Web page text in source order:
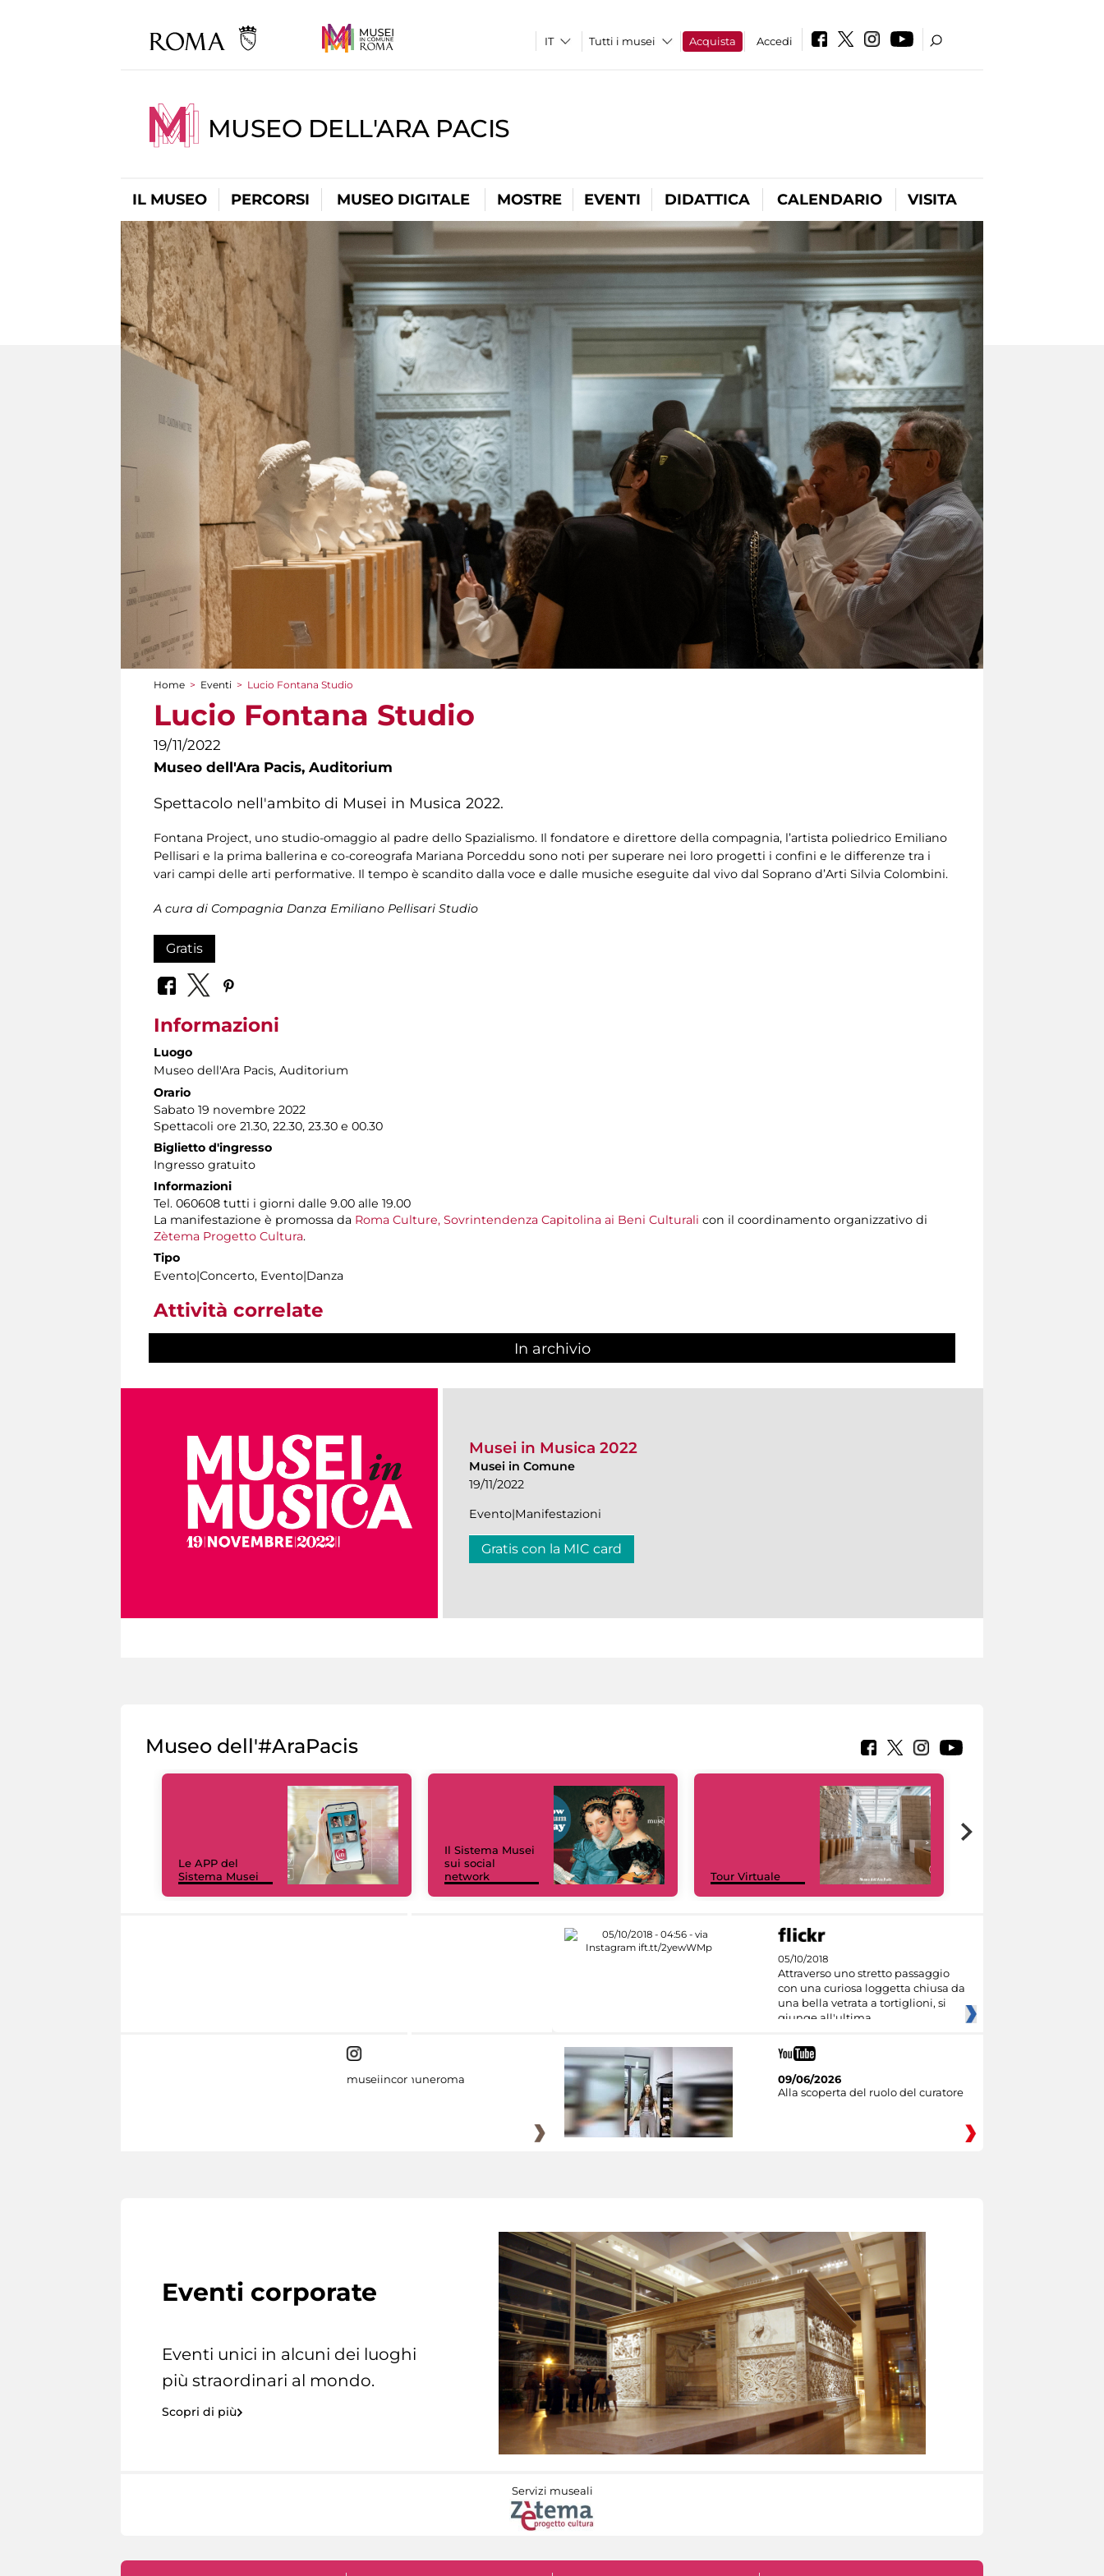
Tutti i musei Acquista Accedi
MUSEO DELL'ARA PACIS
IL MUSEO PERCORSI MUSEO DIGITALE MOSTRE EVENTI DIDATTICA CALENDARIO VISITA
Tu sei qui
Home > Eventi > Lucio Fontana Studio
Lucio Fontana Studio
19/11/2022
Museo dell'Ara Pacis, Auditorium
Spettacolo nell'ambito di Musei in Musica 2022.
Fontana Project, uno studio-omaggio al padre dello Spazialismo. Il fondatore e direttore della compagnia, l’artista poliedrico Emiliano
Pellisari e la prima ballerina e co-coreografa Mariana Porceddu sono noti per superare nei loro progetti i confini e le differenze tra i
vari campi delle arti performative. Il tempo è scandito dalla voce e dalle musiche eseguite dal vivo dal Soprano d’Arti Silvia Colombini.
A cura di Compagnia Danza Emiliano Pellisari Studio
Gratis
Informazioni
Luogo
Museo dell'Ara Pacis, Auditorium
Orario
Sabato 19 novembre 2022
Spettacoli ore 21.30, 22.30, 23.30 e 00.30
Biglietto d'ingresso
Ingresso gratuito
Informazioni
Tel. 060608 tutti i giorni dalle 9.00 alle 19.00
La manifestazione è promossa da Roma Culture, Sovrintendenza Capitolina ai Beni Culturali con il coordinamento organizzativo di
Zètema Progetto Cultura.
Tipo
Evento|Concerto, Evento|Danza
Attività correlate
In archivio
Musei in Musica 2022
Musei in Comune
19/11/2022
Evento|Manifestazioni
Gratis con la MIC card
Museo dell'#AraPacis
Le APP del
Sistema Musei
Il Sistema Musei
sui social
network
Tour Virtuale
05/10/2018
Attraverso uno stretto passaggio
con una curiosa loggetta chiusa da
una bella vetrata a tortiglioni, si
giunge all'ultima
museiincomuneroma
09/06/2026
Alla scoperta del ruolo del curatore
Eventi corporate
Eventi unici in alcuni dei luoghi
più straordinari al mondo.
Scopri di più
Servizi museali